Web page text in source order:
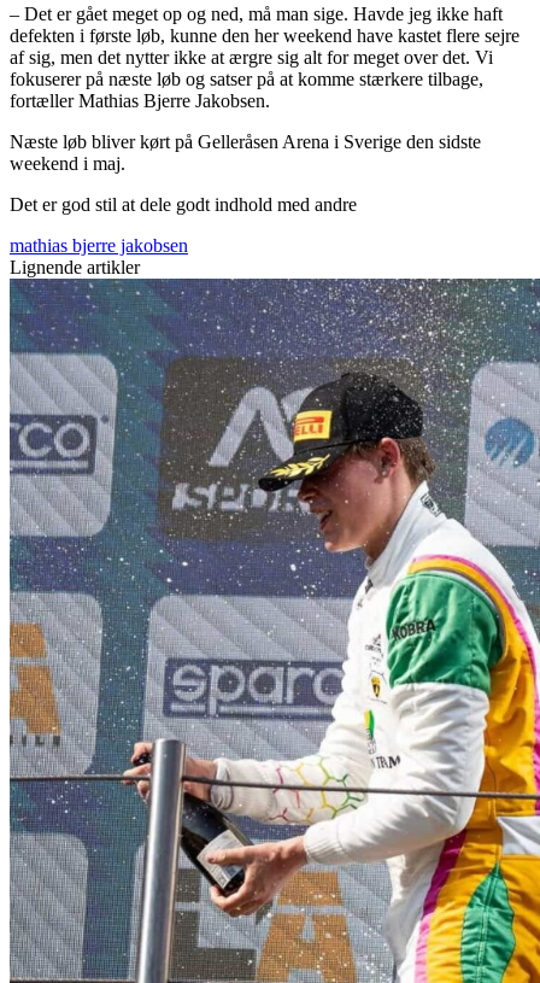
– Det er gået meget op og ned, må man sige. Havde jeg ikke haft
defekten i første løb, kunne den her weekend have kastet flere sejre
af sig, men det nytter ikke at ærgre sig alt for meget over det. Vi
fokuserer på næste løb og satser på at komme stærkere tilbage,
fortæller Mathias Bjerre Jakobsen.
Næste løb bliver kørt på Gelleråsen Arena i Sverige den sidste
weekend i maj.
Det er god stil at dele godt indhold med andre
mathias bjerre jakobsen
Lignende artikler